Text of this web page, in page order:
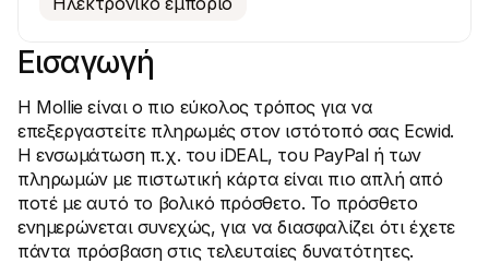
Εισαγωγή
Η Mollie είναι ο πιο εύκολος τρόπος για να
επεξεργαστείτε πληρωμές στον ιστότοπό σας Ecwid.
Η ενσωμάτωση π.χ. του iDEAL, του PayPal ή των
πληρωμών με πιστωτική κάρτα είναι πιο απλή από
ποτέ με αυτό το βολικό πρόσθετο. Το πρόσθετο
ενημερώνεται συνεχώς, για να διασφαλίζει ότι έχετε
πάντα πρόσβαση στις τελευταίες δυνατότητες.
Τεχνικοί πόροι
Πύλη προγραμματιστών
Ανακαλύψτε πόρους και ενημερώσεις για
προγραμματιστές
Βιβλιοθήκες
Ενσωματώστε το Mollie με έτοιμες βιβλιοθήκες
Κοινότητα Discord
Ελάτε στην κοινότητα των προγραμματιστών μας
Mollie